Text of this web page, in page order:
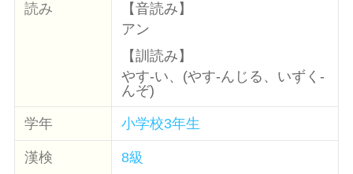
読み
【音読み】
アン
【訓読み】
やす-い、(やす-んじる、いずく-
んぞ)
学年 小学校3年生
漢検 8級